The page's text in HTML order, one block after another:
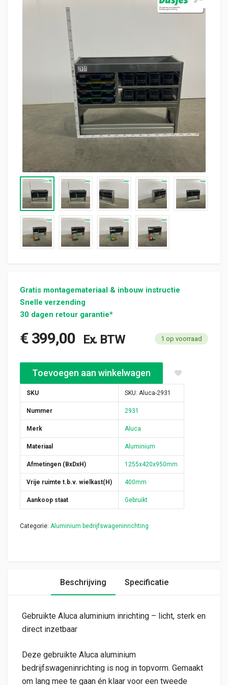
Gratis montagemateriaal & inbouw instructie
Snelle verzending
30 dagen retour garantie*
€399,00 Ex. BTW 1 op voorraad
Aluca bedrijfswageninrichting 1255x420x950mm (2931) aantal
Toevoegen aan winkelwagen
SKU SKU: Aluca-2931
Nummer 2931
Merk Aluca
Materiaal Aluminium
Afmetingen (BxDxH) 1255x420x950mm
Vrije ruimte t.b.v. wielkast(H) 400mm
Aankoop staat Gebruikt
Categorie: Aluminium bedrijfswageninrichting
Beschrijving Specificatie
Gebruikte Aluca aluminium inrichting – licht, sterk en
direct inzetbaar
Deze gebruikte Aluca aluminium
bedrijfswageninrichting is nog in topvorm. Gemaakt
om lang mee te gaan én klaar voor een tweede